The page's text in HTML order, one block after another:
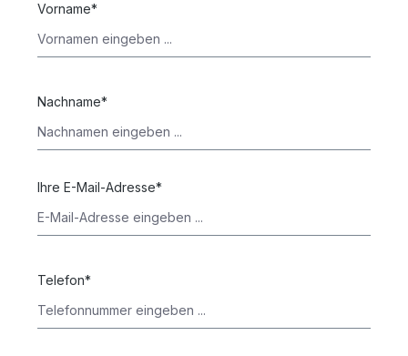
Vorname*
Nachname*
Ihre E-Mail-Adresse*
Telefon*